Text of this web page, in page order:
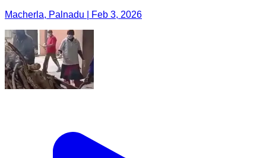
Macherla, Palnadu | Feb 3, 2026